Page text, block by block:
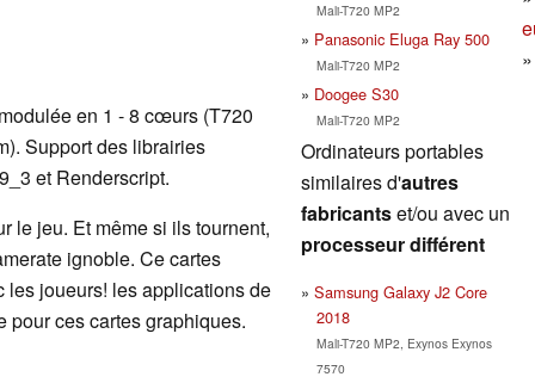
en 1 - 8 cœurs (T720
Support des librairies
et Renderscript.
le jeu. Et même si ils tournent,
ignoble. Ce cartes
les joueurs! les applications de
pour ces cartes graphiques.
Mali-T720 MP2
Panasonic Eluga Ray 500
Mali-T720 MP2
Doogee S30
Mali-T720 MP2
Ordinateurs portables
similaires d'autres
fabricantset/ou avec un
processeur différent
Samsung Galaxy J2 Core
2018
Mali-T720 MP2, Exynos Exynos
7570